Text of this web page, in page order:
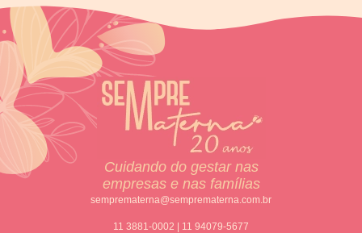
Cuidando do gestar nas
empresas e nas famílias
semprematerna@semprematerna.com.br
11 3881-0002 | 11 94079-5677